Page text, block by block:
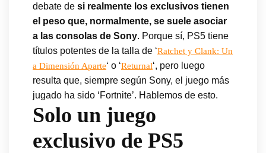
debate de si realmente los exclusivos tienen
el peso que, normalmente, se suele asociar
a las consolas de Sony. Porque sí, PS5 tiene
títulos potentes de la talla de ‘Ratchet y Clank: Un
a Dimensión Aparte‘ o ‘Returnal‘, pero luego
resulta que, siempre según Sony, el juego más
jugado ha sido ‘Fortnite’. Hablemos de esto.
Solo un juego
exclusivo de PS5